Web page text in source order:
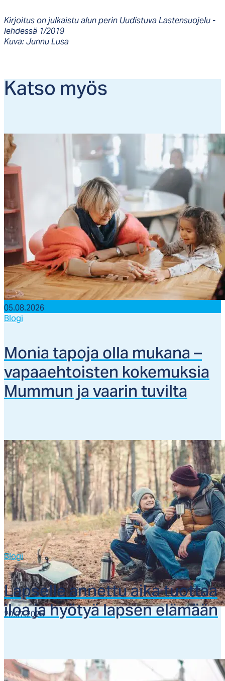
Kirjoitus on julkaistu alun perin Uudistuva Lastensuojelu -
lehdessä 1/2019
Kuva: Junnu Lusa
Kat­so myös
05.08.2026
Blogi
Mo­nia ta­po­ja ol­la mu­ka­na –
va­paaeh­tois­ten ko­ke­muk­sia
Mum­mun ja vaa­rin tu­vil­ta
20.07.2026
Blogi
Lap­sel­le an­net­tu ai­ka tuot­taa
iloa ja hyö­tyä lap­sen elä­mään